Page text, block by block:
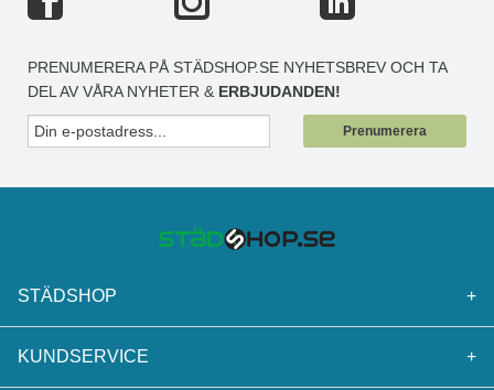
PRENUMERERA PÅ STÄDSHOP.SE NYHETSBREV OCH TA
DEL AV VÅRA NYHETER & ERBJUDANDEN!
Prenumerera
STÄDSHOP +
KUNDSERVICE +